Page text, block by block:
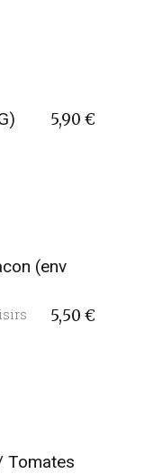
5,90 €
(env
5,50 €
Tomates